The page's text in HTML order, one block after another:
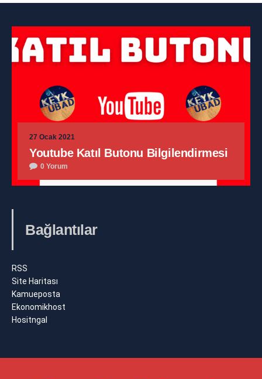
27 Ocak 2021
Youtube Katıl Butonu Bilgilendirmesi
0 Yorum
Bağlantılar
RSS
Site Haritası
Kamueposta
Ekonomikhost
Hositngal